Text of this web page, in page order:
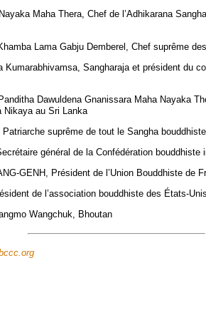
Maha Thera, Chef de l’Adhikarana
Lama Gabju Demberel, Chef suprême
Kumarabhivamsa, Sangharaja et président du
Dawuldena Gnanissara Maha Nayaka
Nikaya au Sri Lanka
suprême de tout le Sangha
général de la Confédération bouddhiste
GENH, Président de l’Union Bouddhiste de
de l’association bouddhiste des États-Unis
Wangchuk, Bhoutan